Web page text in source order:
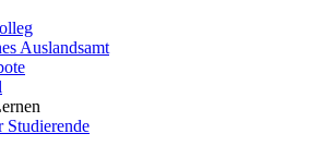
Auslandsamt
Studierende